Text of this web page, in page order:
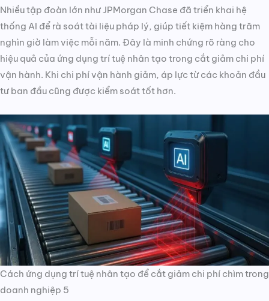
Nhiều tập đoàn lớn như JPMorgan Chase đã triển khai hệ
thống AI để rà soát tài liệu pháp lý, giúp tiết kiệm hàng trăm
nghìn giờ làm việc mỗi năm. Đây là minh chứng rõ ràng cho
hiệu quả của ứng dụng trí tuệ nhân tạo trong cắt giảm chi phí
vận hành. Khi chi phí vận hành giảm, áp lực từ các khoản đầu
tư ban đầu cũng được kiểm soát tốt hơn.
Cách ứng dụng trí tuệ nhân tạo để cắt giảm chi phí chìm trong
doanh nghiệp 5